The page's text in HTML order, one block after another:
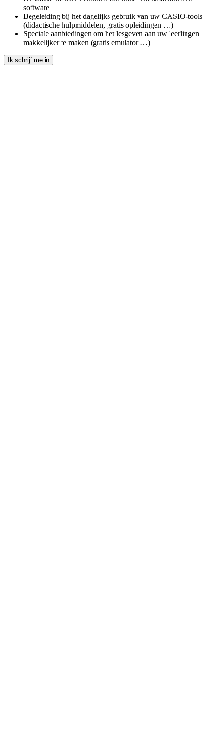
software
Begeleiding bij het dagelijks gebruik van uw CASIO-tools
(didactische hulpmiddelen, gratis opleidingen …)
Speciale aanbiedingen om het lesgeven aan uw leerlingen
makkelijker te maken (gratis emulator …)
Ik schrijf me in